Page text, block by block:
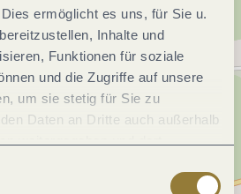
ermöglicht es uns, für Sie u.
Inhalte und
Funktionen für soziale
und die Zugriffe auf unsere
um sie stetig für Sie zu
Daten an Dritte auch außerhalb
Mit der Auswahl "Alle